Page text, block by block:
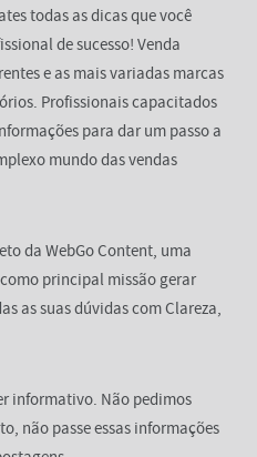
todas as dicas que você
de sucesso! Venda
e as mais variadas marcas
Profissionais capacitados
para dar um passo a
mundo das vendas
da WebGo Content, uma
principal missão gerar
as suas dúvidas com Clareza,
informativo. Não pedimos
não passe essas informações